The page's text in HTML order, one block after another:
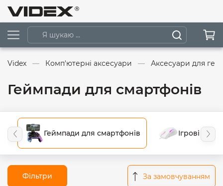
Videx Комп'ютерні аксесуари Аксесуари для
Геймпади для смартфонів
Геймпади для смартфонів Ігрові миші
За замовчуванням
Фільтри